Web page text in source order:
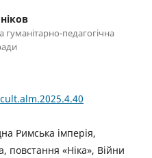
педагогічна
Римська імперія,
повстання «Ніка», Війни